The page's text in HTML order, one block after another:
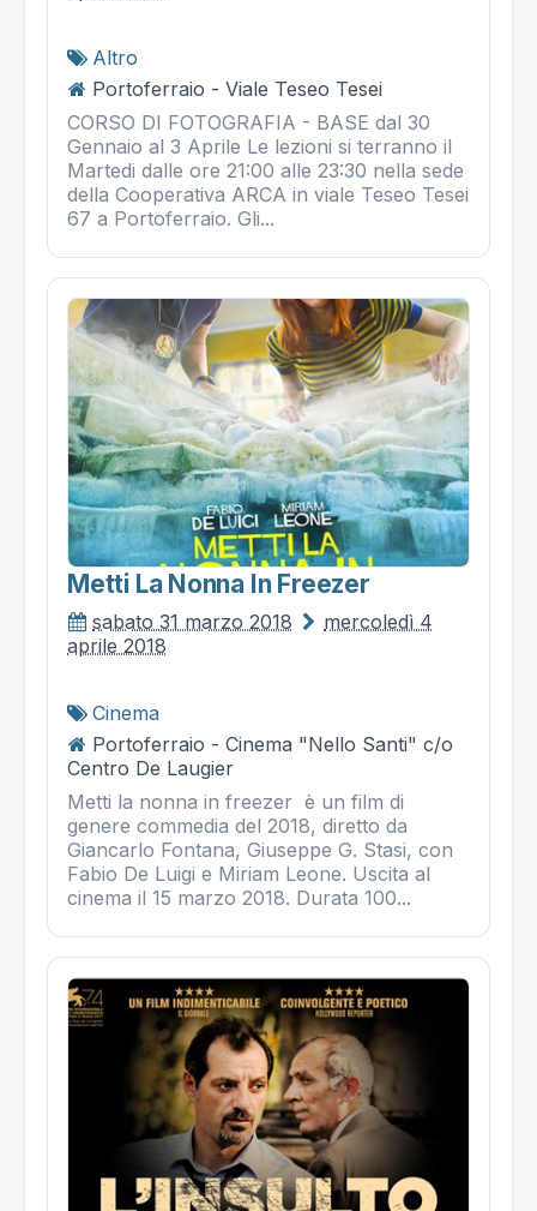
Altro
Portoferraio - Viale Teseo Tesei
CORSO DI FOTOGRAFIA - BASE dal 30
Gennaio al 3 Aprile Le lezioni si terranno il
Martedi dalle ore 21:00 alle 23:30 nella sede
della Cooperativa ARCA in viale Teseo Tesei
67 a Portoferraio. Gli...
Metti La Nonna In Freezer
sabato 31 marzo 2018
mercoledì 4
aprile 2018
Cinema
Portoferraio - Cinema "Nello Santi" c/o
Centro De Laugier
Metti la nonna in freezer è un film di
genere commedia del 2018, diretto da
Giancarlo Fontana, Giuseppe G. Stasi, con
Fabio De Luigi e Miriam Leone. Uscita al
cinema il 15 marzo 2018. Durata 100...